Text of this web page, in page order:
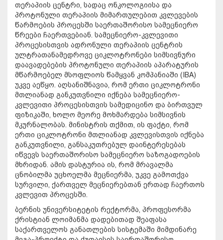
თერაპიის ცენტრი, სადაც ონკოლოგიისა და
პროტონული თერაპიის მიმართულებით კვლევების
წარმოების პროცესში საერთაშორისო სამეცნიერო
წრეები ჩაერთვებიან. სამეცნიერო-კვლევითი
პროცესისთვის ადრონული თერაპიის ცენტრის
ულტრათანამედროვე ციკლოტრონები სიმსივნური
დაავადებების პროტონული თერაპიის აპარატურის
მწარმოებელ მსოფლიოს წამყვან კომპანიაში (IBA)
უკვე აეწყო. აღსანიშნავია, რომ ერთი ციკლოტრონი
მთლიანად განკუთვნილი იქნება სამეცნიერო-
კვლევითი პროცესისთვის სამედიცინო და ბირთვულ
ფიზიკაში, ხოლო მეორე მოხმარდება სიმსივნის
მკურნალობას. მინისტრის თქმით, ის ფაქტი, რომ
ერთი ციკლოტრონი მთლიანად კვლევისთვის იქნება
განკუთვნილი, განსაკუთრებულ დაინტერესებას
იწვევს საერთაშორისო სამეცნიერო საზოგადოების
მხრიდან. ამის დასტურია ის, რომ მრავალმა
ცნობილმა უცხოელმა მეცნიერმა, უკვე გამოთქვა
სურვილი, ქართველ მეცნიერებთან ერთად ჩაერთოს
კვლევით პროცესში.
ბერნის უნივერსიტეტის რექტორმა, პროფესორმა
ქრისტიან ლოიმანმა დადებითად შეაფასა
საქართველოს განათლების სისტემაში მიმდინარე